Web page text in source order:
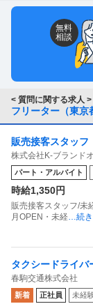
無料
相談
< 質問に関する求人 >
フリーター（東京
販売接客スタッフ
株式会社K-ブランド
パート・アルバイト
時給1,350円
販売接客スタッフ/未
月OPEN・未経…続き
タクシードライバ
賞与あり
春駒交通株式会社
新着 正社員 未経